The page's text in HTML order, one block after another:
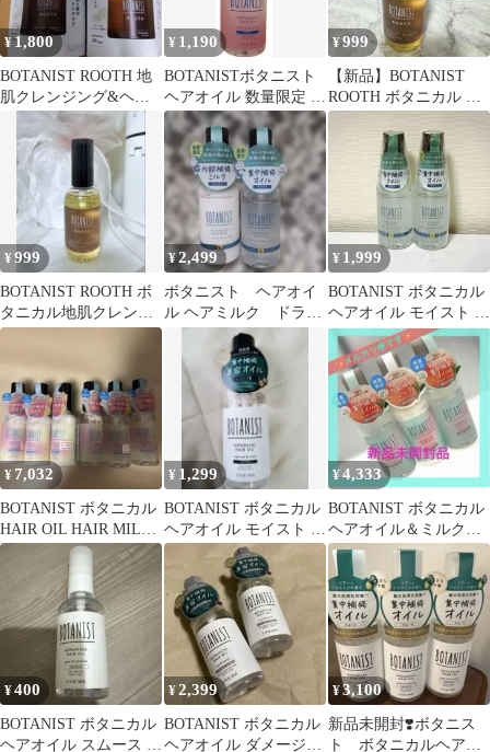
¥1,800
BOTANIST ROOTH 地
肌クレンジング&ヘア
オイル 2本セット
¥ 1,190
BOTANISTボタニスト
ヘアオイル 数量限定 サ
クラとバニラの香り
¥999
【新品】BOTANIST
ROOTH ボタニカル ス
カルプセラムオイル
¥999
BOTANIST ROOTH ボ
タニカル地肌クレンジ
ング＆ヘアオイル
¥2,499
ボタニスト ヘアオイ
ル ヘアミルク ドラえ
もん モイスト フュ
ーチャーグリーン
¥ 1,999
BOTANIST ボタニカル
ヘアオイル モイスト ド
ラえもんデザイン 2本
セット
¥ 7,032
BOTANIST ボタニカル
HAIR OIL HAIR MILK
数量限定
¥ 1,299
BOTANIST ボタニカル
ヘアオイル モイスト ア
プリコット＆ローズ
¥4,333
BOTANIST ボタニカル
ヘアオイル＆ミルク
ピーチティーの香り 3
本セット
¥400
BOTANIST ボタニカル
ヘアオイル スムース ペ
¥2,399
BOTANIST ボタニカル
ヘアオイル ダメージケ
¥3,100
新品未開封❣️ボタニス
ト ボタニカルヘアオ